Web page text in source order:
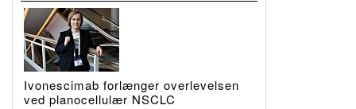
Ivonescimab forlænger overlevelsen
ved planocellulær NSCLC